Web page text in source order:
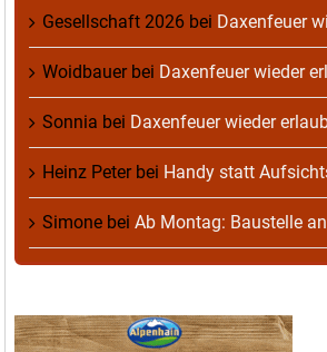
Gesellschaft 2026 bei Daxenfeuer
Woidbauerbei Daxenfeuer wieder
Sonnia bei Daxenfeuer wieder
Heinz Peterbei Handy statt
Simone bei Ab Montag: Baustelle